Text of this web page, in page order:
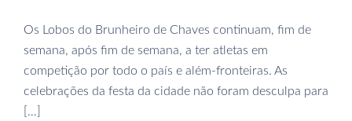
Os Lobos do Brunheiro de Chaves continuam, fim de
semana, após fim de semana, a ter atletas em
competição por todo o país e além-fronteiras. As
celebrações da festa da cidade não foram desculpa para
[…]